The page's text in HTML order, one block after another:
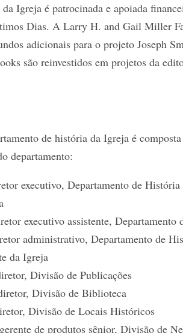
Igreja é patrocinada e apoiada
Dias. A Larry H. and Gail Miller
adicionais para o projeto Joseph
são reinvestidos em projetos da
de história da Igreja é composta
departamento:
executivo, Departamento de
executivo assistente, Departamento
administrativo, Departamento de
da Igreja
Divisão de Publicações
Divisão de Biblioteca
Divisão de Locais Históricos
de produtos sênior, Divisão de